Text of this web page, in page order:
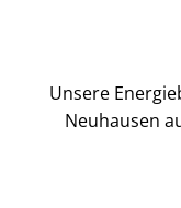
Unsere
Neuhausen